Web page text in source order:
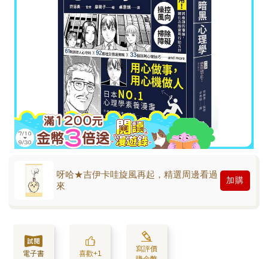
呀哈★吉伊卡哇旋風再起，精選周邊看過
來
加購
電子書 喜歡+1
寫評價